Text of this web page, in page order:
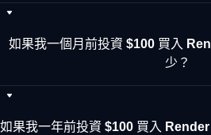
如果我一個月前投資 $100 買入
少？
如果我一年前投資 $100 買入